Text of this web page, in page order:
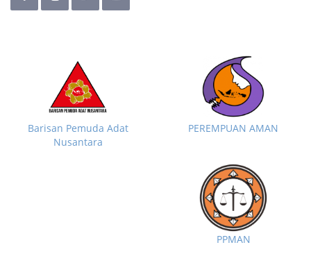
Barisan Pemuda Adat
Nusantara
PEREMPUAN AMAN
PPMAN